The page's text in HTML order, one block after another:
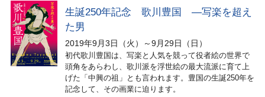
生誕250年記念 歌川豊国 ―写楽を超え
た男
2019年9月3日（火）～9月29日（日）
初代歌川豊国は、写楽と人気を競って役者絵の世界で
頭角をあらわし、歌川派を浮世絵の最大流派に育て上
げた「中興の祖」とも言われます。豊国の生誕250年を
記念して、その画業に迫ります。